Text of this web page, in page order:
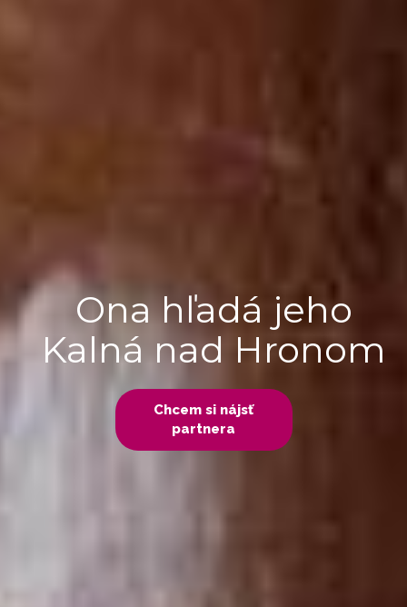
Chcem si nájsť
partnera
Ona hľadá jeho
Kalná nad Hronom